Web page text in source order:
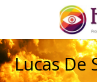
Lucas De